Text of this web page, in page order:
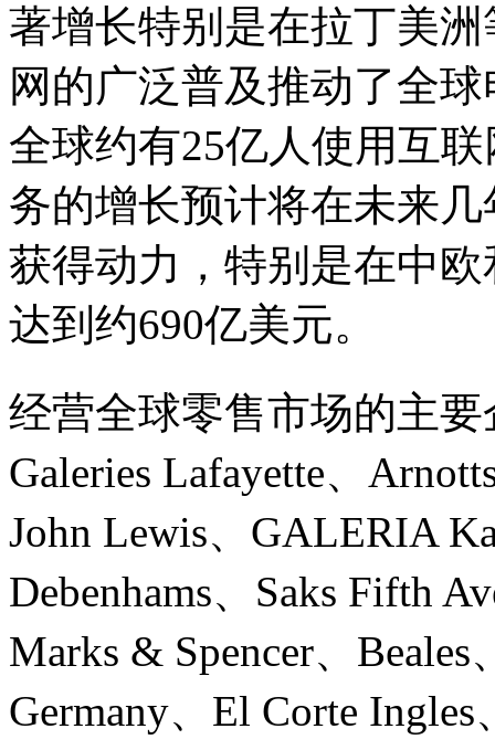
著增长特别是在拉丁美
网的广泛普及推动了全
全球约有25亿人使用互
务的增长预计将在未来
获得动力，特别是在中
达到约690亿美元。
经营全球零售市场的主要
Galeries Lafayette、
John Lewis、GALERIA
Debenhams、Saks Fifth
Marks & Spencer、
Germany、El Corte